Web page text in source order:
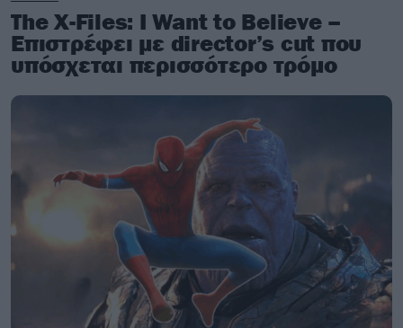
μαθαίνετε πρώτοινέαγια μουσική, σειρές και
ταινίες. Στο instagram μας βρίσκετεεδώ.
The X-Files: I Want to Believe –
Επιστρέφει με director’s cut που
υπόσχεται περισσότερο τρόμο